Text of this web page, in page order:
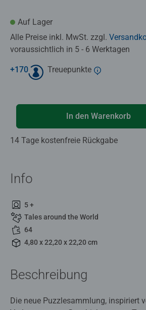
Auf Lager
Alle Preise inkl. MwSt. zzgl.
voraussichtlich in 5 - 6 Werktagen
+170 Treuepunkte
In den Warenkorb
14 Tage kostenfreie Rückgabe
Info
5 +
Tales around the World
64
4,80 x 22,20 x 22,20 cm
Beschreibung
Die neue Puzzlesammlung, inspiriert